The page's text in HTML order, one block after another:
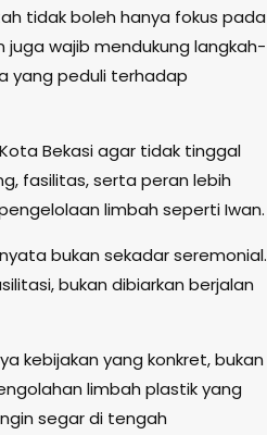
tidak boleh hanya fokus pada
juga wajib mendukung langkah-
yang peduli terhadap
Bekasi agar tidak tinggal
fasilitas, serta peran lebih
limbah seperti Iwan.
bukan sekadar seremonial.
bukan dibiarkan berjalan
kebijakan yang konkret, bukan
limbah plastik yang
segar di tengah